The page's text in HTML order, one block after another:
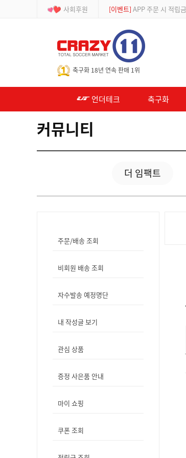
사회후원 [이벤트] APP 주문 시 적립
축구화 18년 연속 판매 1위
언더테크 축구화
커뮤니티
더 임팩트
주문/배송 조회
비회원 배송 조회
자수발송 예정명단
내 작성글 보기
관심 상품
증정 사은품 안내
마이 쇼핑
쿠폰 조회